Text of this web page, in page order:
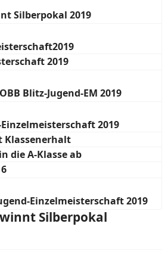
Silberpokal 2019
2019
Blitz-Jugend-EM 2019
2019
Klassenerhalt
die A-Klasse ab
Einzelmeisterschaft 2019
Silberpokal